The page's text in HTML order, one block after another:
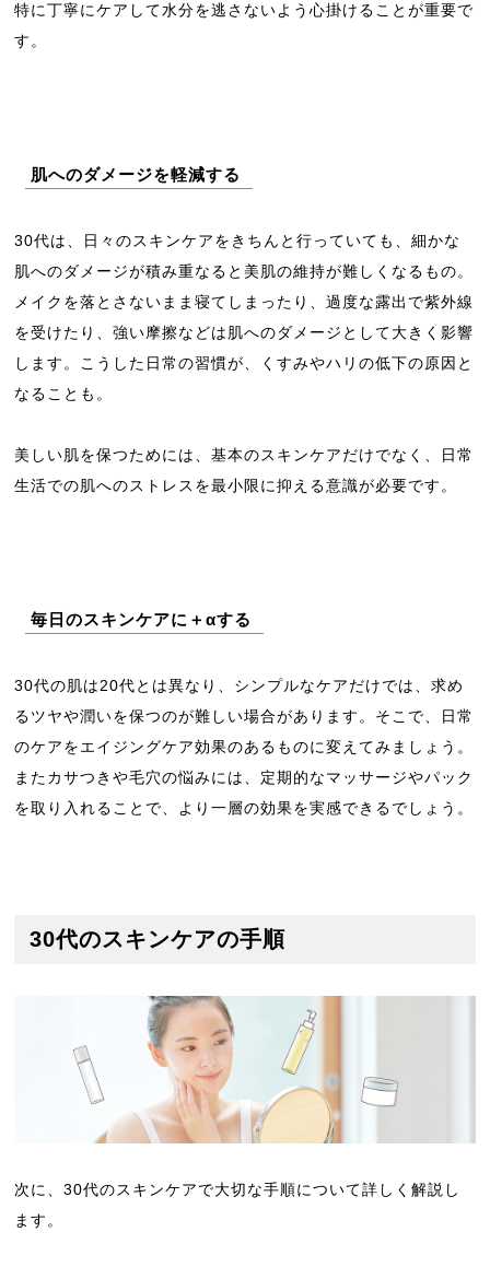
特に丁寧にケアして水分を逃さないよう心掛けることが重要で
す。
肌へのダメージを軽減する
30代は、日々のスキンケアをきちんと行っていても、細かな
肌へのダメージが積み重なると美肌の維持が難しくなるもの。
メイクを落とさないまま寝てしまったり、過度な露出で紫外線
を受けたり、強い摩擦などは肌へのダメージとして大きく影響
します。こうした日常の習慣が、くすみやハリの低下の原因と
なることも。
美しい肌を保つためには、基本のスキンケアだけでなく、日常
生活での肌へのストレスを最小限に抑える意識が必要です。
毎日のスキンケアに＋αする
30代の肌は20代とは異なり、シンプルなケアだけでは、求め
るツヤや潤いを保つのが難しい場合があります。そこで、日常
のケアをエイジングケア効果のあるものに変えてみましょう。
またカサつきや毛穴の悩みには、定期的なマッサージやパック
を取り入れることで、より一層の効果を実感できるでしょう。
30代のスキンケアの手順
次に、30代のスキンケアで大切な手順について詳しく解説し
ます。